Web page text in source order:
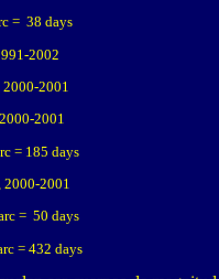
= 38 days
2002
2001
2001
= 185 days
2001
= 50 days
= 432 days